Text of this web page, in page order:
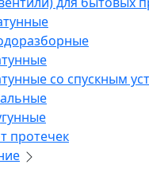
со спускным
протечек